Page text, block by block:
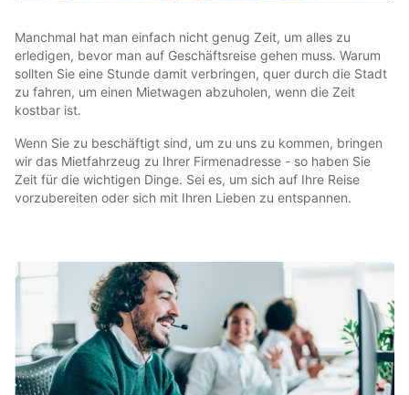
Manchmal hat man einfach nicht genug Zeit, um alles zu
erledigen, bevor man auf Geschäftsreise gehen muss. Warum
sollten Sie eine Stunde damit verbringen, quer durch die Stadt
zu fahren, um einen Mietwagen abzuholen, wenn die Zeit
kostbar ist.
Wenn Sie zu beschäftigt sind, um zu uns zu kommen, bringen
wir das Mietfahrzeug zu Ihrer Firmenadresse - so haben Sie
Zeit für die wichtigen Dinge. Sei es, um sich auf Ihre Reise
vorzubereiten oder sich mit Ihren Lieben zu entspannen.